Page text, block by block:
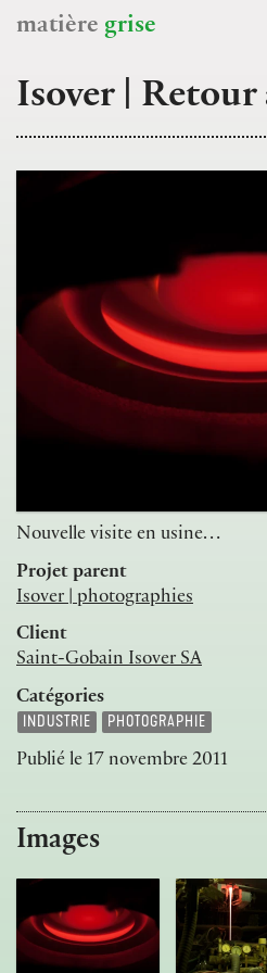
matière grise
Isover | Retour
Nouvelle visite en usine…
Projet parent
Isover | photographies
Client
Saint-Gobain Isover SA
Catégories
INDUSTRIE PHOTOGRAPHIE
Publié le 17 novembre 2011
Images